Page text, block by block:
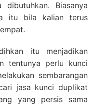
Biasanya
itu bila kalian terus
itu menjadikan
tentunya perlu kunci
sembarangan
jasa kunci duplikat
yang persis sama